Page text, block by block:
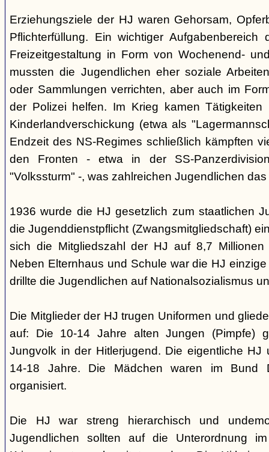
Erziehungsziele der HJ waren Gehorsam,
Pflichterfüllung. Ein wichtiger
Freizeitgestaltung in Form von Wochenend-
mussten die Jugendlichen eher soziale
oder Sammlungen verrichten, aber auch im
der Polizei helfen. Im Krieg kamen
Kinderlandverschickung (etwa als
Endzeit des NS-Regimes schließlich kämpften
den Fronten - etwa in der SS-
"Volkssturm" -, was zahlreichen Jugendlichen
1936 wurde die HJ gesetzlich zum staatlichen
die Jugenddienstpflicht (Zwangsmitgliedschaft)
sich die Mitgliedszahl der HJ auf 8,7 Millionen
Neben Elternhaus und Schule war die HJ
drillte die Jugendlichen auf Nationalsozialismus
Die Mitglieder der HJ trugen Uniformen und
auf: Die 10-14 Jahre alten Jungen (Pimpfe)
Jungvolk in der Hitlerjugend. Die eigentliche HJ
14-18 Jahre. Die Mädchen waren im Bund
organisiert.
Die HJ war streng hierarchisch und
Jugendlichen sollten auf die Unterordnung